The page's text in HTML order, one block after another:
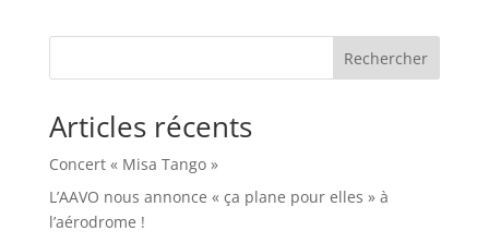
Rechercher
Articles récents
Concert « Misa Tango »
L’AAVO nous annonce « ça plane pour elles » à
l’aérodrome !